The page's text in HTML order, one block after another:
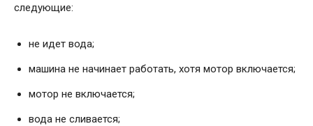
следующие:
не идет вода;
машина не начинает работать, хотя мотор включается;
мотор не включается;
вода не сливается;